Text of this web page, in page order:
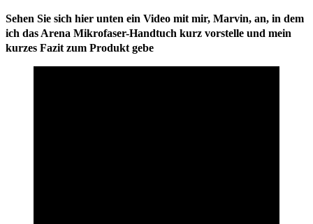
Sehen Sie sich hier unten ein Video mit mir, Marvin, an, in dem
ich das Arena Mikrofaser-Handtuch kurz vorstelle und mein
kurzes Fazit zum Produkt gebe